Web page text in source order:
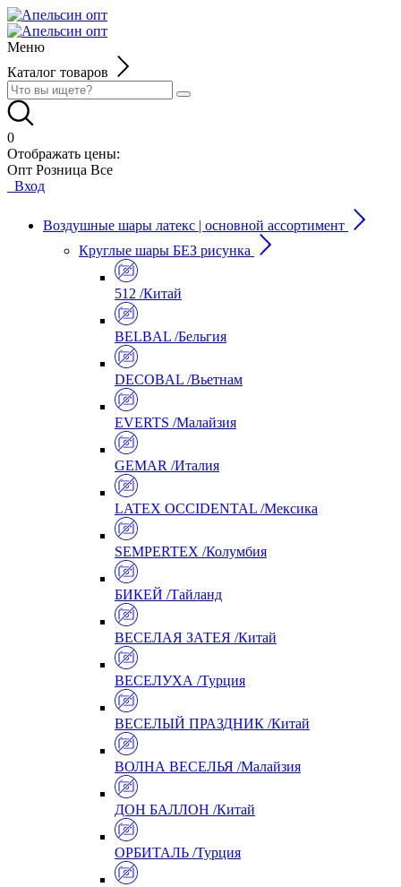
Меню
Каталог товаров
0
Отображать цены:
Опт Розница Все
Вход
Воздушные шары латекс | основной ассортимент
Круглые шары БЕЗ рисунка
512 /Китай
BELBAL /Бельгия
DECOBAL /Вьетнам
EVERTS /Малайзия
GEMAR /Италия
LATEX OCCIDENTAL /Мексика
SEMPERTEX /Колумбия
БИКЕЙ /Тайланд
ВЕСЕЛАЯ ЗАТЕЯ /Китай
ВЕСЕЛУХА /Турция
ВЕСЕЛЫЙ ПРАЗДНИК /Китай
ВОЛНА ВЕСЕЛЬЯ /Малайзия
ДОН БАЛЛОН /Китай
ОРБИТАЛЬ /Турция